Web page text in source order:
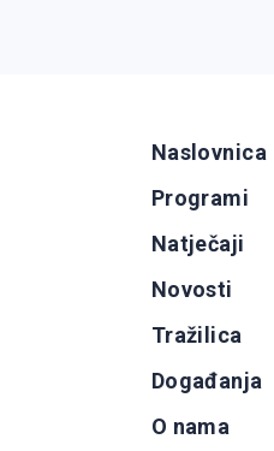
Naslovnica
Programi
Natječaji
Novosti
Tražilica
Događanja
O nama